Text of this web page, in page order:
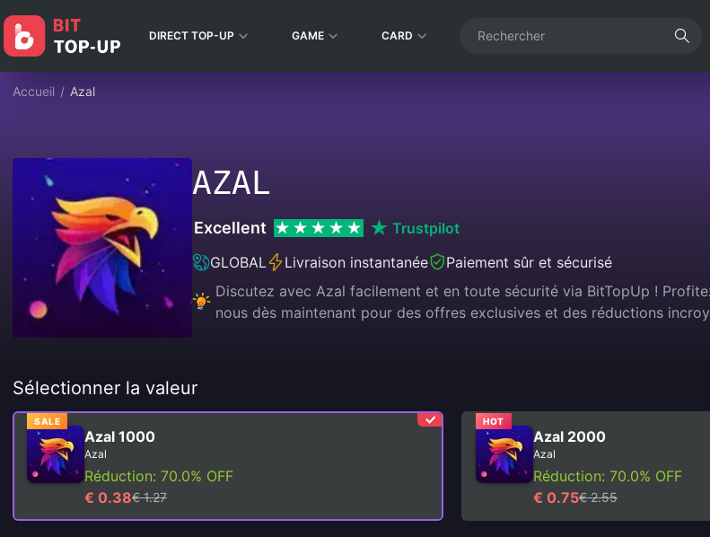
DIRECT TOP-UP GAME CARD
Accueil / Azal
AZAL
Excellent
Trustpilot
GLOBAL
Livraison instantanée
Paiement sûr et sécurisé
Discutez avec Azal facilement et en toute sécurité via BitTopUp !
nous dès maintenant pour des offres exclusives et des réductions
Sélectionner la valeur
SALE
Azal 1000
Azal
Réduction: 70.0% OFF
€ 0.38€ 1.27
HOT
Azal 2000
Azal
Réduction: 70.0% OFF
€ 0.75€ 2.55